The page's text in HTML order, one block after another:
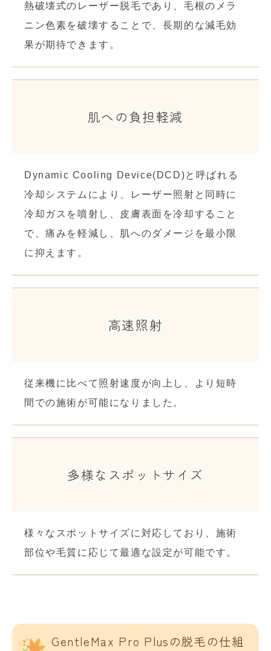
熱破壊式のレーザー脱毛であり、毛根のメラ
ニン色素を破壊することで、長期的な減毛効
果が期待できます。
肌への負担軽減
Dynamic Cooling Device(DCD)と呼ばれる
冷却システムにより、レーザー照射と同時に
冷却ガスを噴射し、皮膚表面を冷却すること
で、痛みを軽減し、肌へのダメージを最小限
に抑えます。
高速照射
従来機に比べて照射速度が向上し、より短時
間での施術が可能になりました。
多様なスポットサイズ
様々なスポットサイズに対応しており、施術
部位や毛質に応じて最適な設定が可能です。
GentleMax Pro Plusの脱毛の仕組